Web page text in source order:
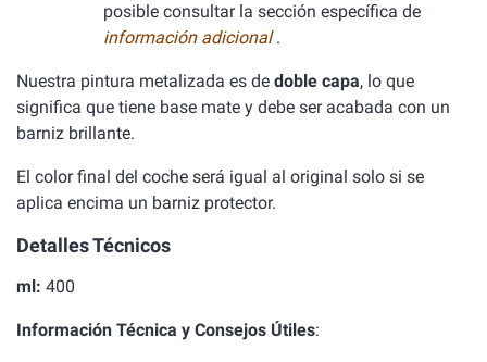
posible consultar la sección específica de
información adicional.
Nuestra pintura metalizada es de doble capa, lo que
significa que tiene base mate y debe ser acabada con un
barniz brillante.
El color final del coche será igual al original solo si se
aplica encima un barniz protector.
Detalles Técnicos
ml: 400
Información Técnica y Consejos Útiles: